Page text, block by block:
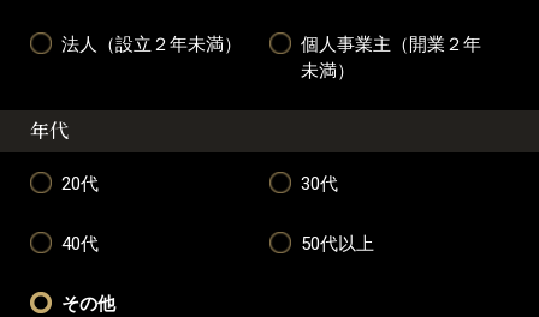
法人（設立２年未満）
個人事業主（開業２年
未満）
年代
20代 30代
40代 50代以上
その他